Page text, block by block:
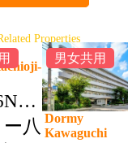
Properties
】
ー八
男女共用
Dormy
Kawaguchi